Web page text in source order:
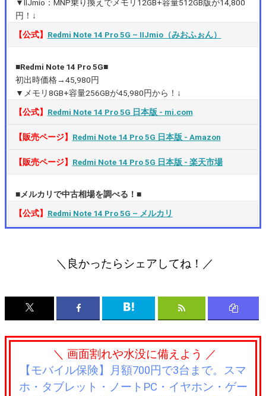
▼IIJmio：MNP乗り換えでメモリ12GB+容量512GB版が14,800
円！↓
【公式】 Redmi Note 14 Pro 5G – IIJmio（みおふぉん）
■Redmi Note 14 Pro 5G■
初出時価格→45,980円
▼メモリ8GB+容量256GBが45,980円から！↓
【公式】 Redmi Note 14 Pro 5G 日本版 ‐ mi.com
【販売ページ】 Redmi Note 14 Pro 5G 日本版 ‐ Amazon
【販売ページ】 Redmi Note 14 Pro 5G 日本版 ‐ 楽天市場
■メルカリで中古相場を調べる！■
【公式】 Redmi Note 14 Pro 5G – メルカリ
＼良かったらシェアしてね！／
＼ 画面割れや水没に備えよう ／
【モバイル保険】月額700円で3台まで。スマ
ホ・タブレット・ノートPC・イヤホン・ゲー